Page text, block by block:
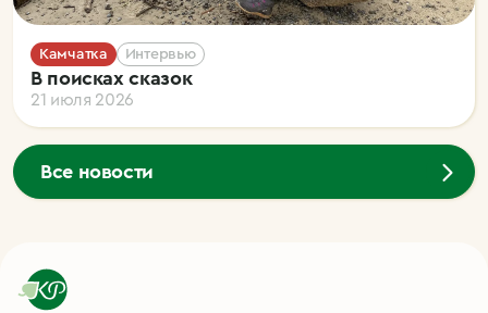
Камчатка Интервью
В поисках сказок
21 июля 2026
Все новости